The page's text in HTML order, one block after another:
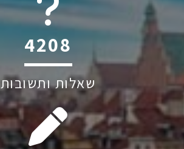
6045
שאלות ותשובות